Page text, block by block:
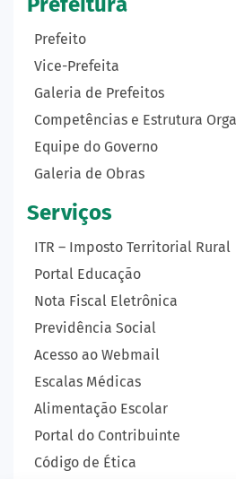
Prefeito
Vice-Prefeita
Galeria de Prefeitos
Competências e Estrutura
Equipe do Governo
Galeria de Obras
Serviços
ITR – Imposto Territorial Rural
Portal Educação
Nota Fiscal Eletrônica
Previdência Social
Acesso ao Webmail
Escalas Médicas
Alimentação Escolar
Portal do Contribuinte
Código de Ética